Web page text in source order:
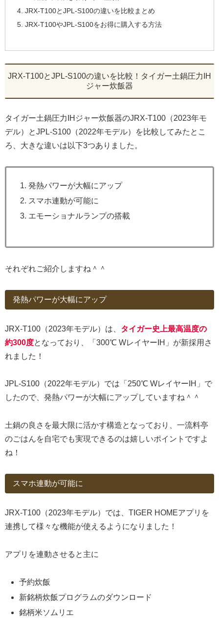
JRX-T100とJPL-S100の違いを比較まとめ
JRX-T100やJPL-S100をお得に購入する方法
JRX-T100とJPL-S100の違いを比較！タイガー土鍋圧力IH
ジャー炊飯器
タイガー土鍋圧力IHジャー炊飯器のJRX-T100（2023年モ
デル）とJPL-S100（2022年モデル）を比較してみたとこ
ろ、大きな違いは以下3つありました。
発熱パワーが大幅にアップ
スマホ連動が可能に
エモーショナルランプの搭載
それぞれご紹介しますね＾＾
発熱パワーが大幅にアップ
JRX-T100（2023年モデル）は、 タイガー史上最高温度の
約300度となっており、「300℃ WレイヤーIH」が新採用さ
れました！
JPL-S100（2022年モデル）では「250℃ WレイヤーIH」で
したので、発熱パワーが大幅にアップしていますね＾＾
土鍋の良さを最大限に活かす構造となっており、一流料亭
のごはんを自宅でも実現できるのは嬉しいポイントですよ
ね！
スマホ連動が可能に
JRX-T100（2023年モデル）では、TIGER HOMEアプリを
連携して様々な機能が使えるようになりました！
アプリを連動させると主に
予約炊飯
新銘柄炊飯プログラムのダウンロード
銘柄米ソムリエ